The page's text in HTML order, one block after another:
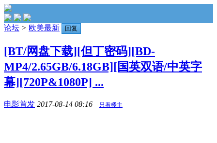
论坛 > 欧美最新 回复
[BT/网盘下载][但丁密码][BD-
MP4/2.65GB/6.18GB][国英双语/中英字
幕][720P&1080P] ...
电影首发 2017-08-14 08:16 只看楼主